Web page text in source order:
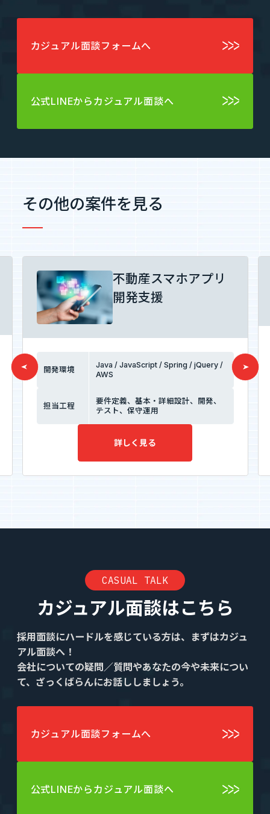
Tech Blog
Fairgrit(フェアグリット)
カジュアル面談フォームへ
公式LINEからカジュアル面談へ
その他の案件を見る
不動産スマホアプリ
開発支援
開発環境
Java / JavaScript / Spring / jQuery /
AWS
担当工程
要件定義、基本・詳細設計、開発、
テスト、保守運用
詳しく見る
CASUAL TALK
カジュアル面談はこちら
採用面談にハードルを感じている方は、まずはカジュ
アル面談へ！
会社についての疑問／質問やあなたの今や未来につい
て、ざっくばらんにお話ししましょう。
カジュアル面談フォームへ
公式LINEからカジュアル面談へ